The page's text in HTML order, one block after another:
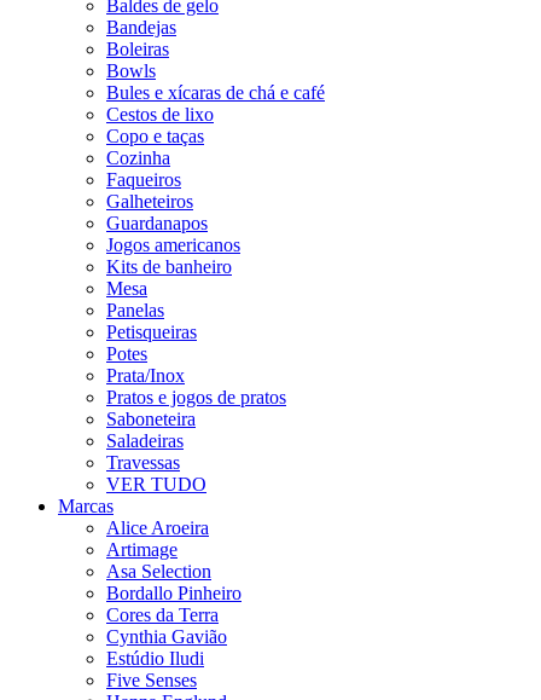
Baldes de gelo
Bandejas
Boleiras
Bowls
Bules e xícaras de chá e café
Cestos de lixo
Copo e taças
Cozinha
Faqueiros
Galheteiros
Guardanapos
Jogos americanos
Kits de banheiro
Mesa
Panelas
Petisqueiras
Potes
Prata/Inox
Pratos e jogos de pratos
Saboneteira
Saladeiras
Travessas
VER TUDO
Marcas
Alice Aroeira
Artimage
Asa Selection
Bordallo Pinheiro
Cores da Terra
Cynthia Gavião
Estúdio Iludi
Five Senses